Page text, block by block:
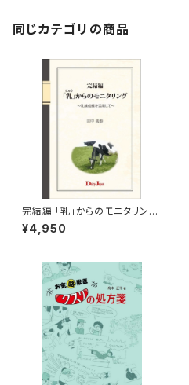
同じカテゴリの商品
完結編 「乳」からのモニタリング
～乳検成績を活用して～
¥4,950